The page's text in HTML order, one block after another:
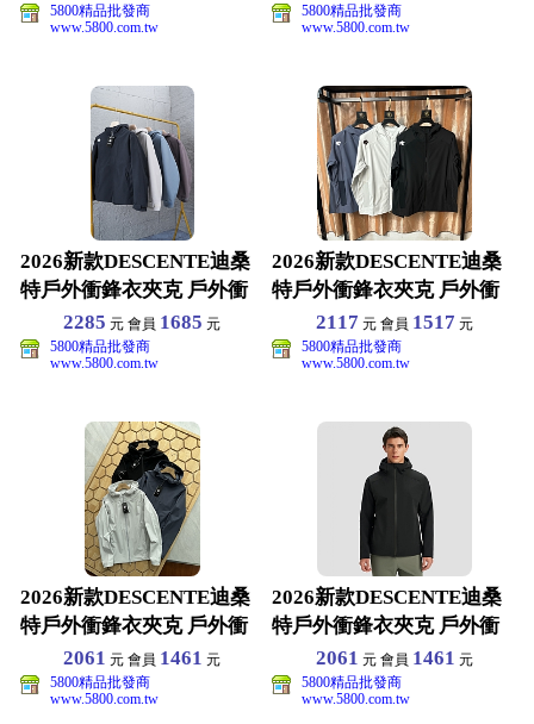
5800精品批發商
www.5800.com.tw
5800精品批發商
www.5800.com.tw
2026新款DESCENTE迪桑
特戶外衝鋒衣夾克 戶外衝
鋒衣夾克 S-
2285 元 會員 1685 元
5800精品批發商
www.5800.com.tw
2026新款DESCENTE迪桑
特戶外衝鋒衣夾克 戶外衝
鋒衣夾克 M-
2117 元 會員 1517 元
5800精品批發商
www.5800.com.tw
2026新款DESCENTE迪桑
特戶外衝鋒衣夾克 戶外衝
鋒衣夾克 M-
2061 元 會員 1461 元
5800精品批發商
www.5800.com.tw
2026新款DESCENTE迪桑
特戶外衝鋒衣夾克 戶外衝
鋒衣夾克 M-
2061 元 會員 1461 元
5800精品批發商
www.5800.com.tw